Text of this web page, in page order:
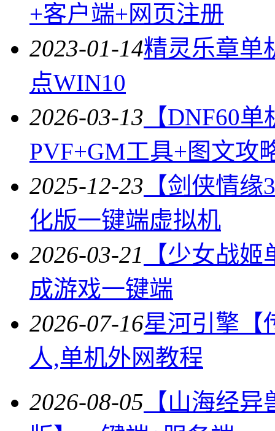
+客户端+网页注册
2023-01-14精灵乐章单
点WIN10
2026-03-13 【DNF60
PVF+GM工具+图文攻
2025-12-23 【剑侠情
化版一键端虚拟机
2026-03-21
【少女战
成游戏一键端
2026-07-16星河引擎【
人,单机外网教程
2026-08-05 【山海经